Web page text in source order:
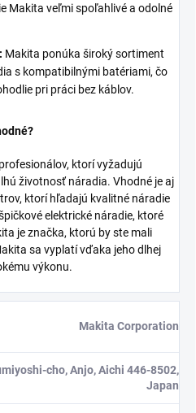
Makita veľmi spoľahlivé a odolné
Makita ponúka široký sortiment
s kompatibilnými batériami, čo
pri práci bez káblov.
ktorí vyžadujú
životnosť náradia. Vhodné je aj
ktorí hľadajú kvalitné náradie
elektrické náradie, ktoré
je značka, ktorú by ste mali
sa vyplatí vďaka jeho dlhej
výkonu.
Makita Corporation
cho, Anjo, Aichi 446-8502,
Japan